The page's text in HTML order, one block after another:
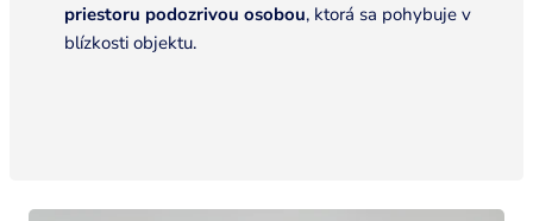
priestoru podozrivou osobou, ktorá sa pohybuje v
blízkosti objektu.